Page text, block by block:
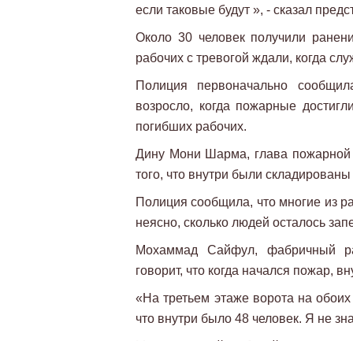
если таковые будут », - сказал
Около 30 человек получили
рабочих с тревогой ждали, когда
Полиция первоначально
возросло, когда пожарные
погибших рабочих.
Дину Мони Шарма, глава пожарной
того, что внутри были
Полиция сообщила, что многие из
неясно, сколько людей осталось
Мохаммад Сайфул, фабричный
говорит, что когда начался пожар,
«На третьем этаже ворота на
что внутри было 48 человек. Я не